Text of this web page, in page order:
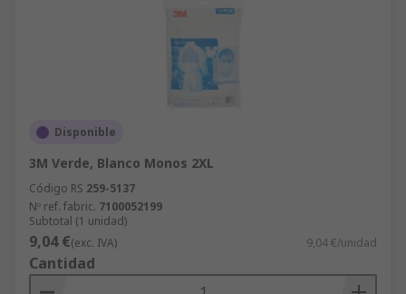
Disponible
3M Verde, Blanco Monos 2XL
Código RS 259-5137
Nº ref. fabric. 7100052199
Subtotal (1 unidad)
9,04 €(exc. IVA) 9,04 €/unidad
Cantidad